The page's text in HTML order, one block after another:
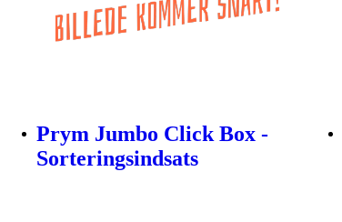
Prym Jumbo Click Box -
Sorteringsindsats